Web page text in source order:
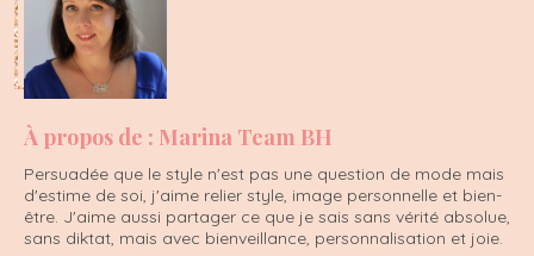
À propos de : Marina Team BH
Persuadée que le style n'est pas une question de mode mais
d'estime de soi, j'aime relier style, image personnelle et bien-
être. J'aime aussi partager ce que je sais sans vérité absolue,
sans diktat, mais avec bienveillance, personnalisation et joie.